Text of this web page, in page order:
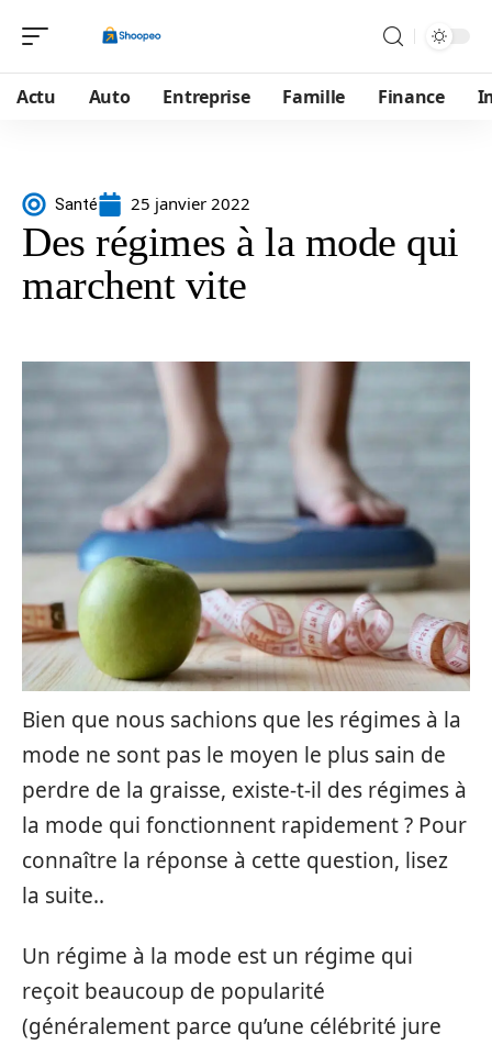
Actu Auto Entreprise Famille Finance
Santé 25 janvier 2022
Des régimes à la mode qui
marchent vite
Bien que nous sachions que les régimes à la
mode ne sont pas le moyen le plus sain de
perdre de la graisse, existe-t-il des régimes à
la mode qui fonctionnent rapidement ? Pour
connaître la réponse à cette question, lisez
la suite..
Un régime à la mode est un régime qui
reçoit beaucoup de popularité
(généralement parce qu’une célébrité jure